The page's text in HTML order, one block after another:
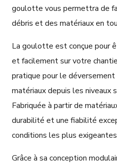
goulotte vous permettra de
débris et des matériaux en
La goulotte est conçue pour
et facilement sur votre
pratique pour le
matériaux depuis les niveaux
Fabriquée à partir de
durabilité et une fiabilité
conditions les plus
Grâce à sa conception